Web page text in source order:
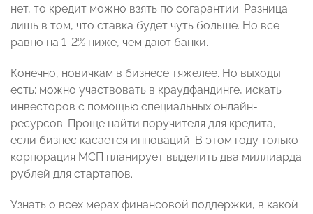
нет, то кредит можно взять по согарантии. Разница
лишь в том, что ставка будет чуть больше. Но все
равно на 1-2% ниже, чем дают банки.
Конечно, новичкам в бизнесе тяжелее. Но выходы
есть: можно участвовать в краудфандинге, искать
инвесторов с помощью специальных онлайн-
ресурсов. Проще найти поручителя для кредита,
если бизнес касается инноваций. В этом году только
корпорация МСП планирует выделить два миллиарда
рублей для стартапов.
Узнать о всех мерах финансовой поддержки, в какой